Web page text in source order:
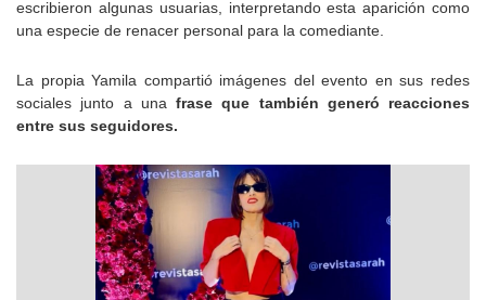
escribieron algunas usuarias, interpretando esta aparición como
una especie de renacer personal para la comediante.
La propia Yamila compartió imágenes del evento en sus redes
sociales junto a una frase que también generó reacciones
entre sus seguidores.